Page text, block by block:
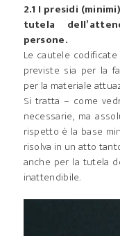
2.1 I presidi
tutela
persone.
Le cautele
previste sia per la
per la materiale
Si tratta – come
necessarie, ma
rispetto è la base
risolva in un atto
anche per la tutela
inattendibile.